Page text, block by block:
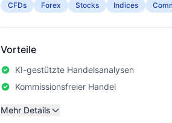
CFDs Forex Stocks Indices
Vorteile
KI-gestützte Handelsanalysen
Kommissionsfreier Handel
Mehr Details